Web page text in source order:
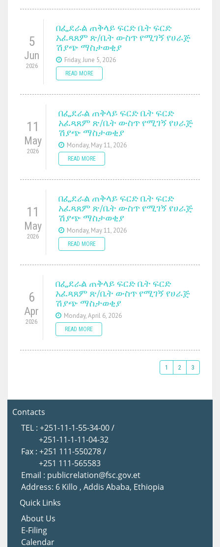
5
Jun
2026
በፌደራል ጠቅላይ ፍርድ ቤት ፍርድ
አፈጻጸም ጽ/ቤት ውስጥ የሚገኝ የሀራጅ
ሽያጭ ማስታወቂያ
Friday, June 5, 2026
READ MORE
11
May
2026
በፌደራል ጠቅላይ ፍርድ ቤት ፍርድ
አፈጻጸም ጽ/ቤት ውስጥ የሚገኝ የሀራጅ
ሽያጭ ማስታወቂያ
Monday, May 11, 2026
READ MORE
11
May
2026
በፌደራል ጠቅላይ ፍርድ ቤት ፍርድ
አፈጻጸም ጽ/ቤት ውስጥ የሚገኝ የሀራጅ
ሽያጭ ማስታወቂያ
Monday, May 11, 2026
READ MORE
6
Apr
2026
በፌደራል ጠቅላይ ፍርድ ቤት ፍርድ
አፈጻጸም ጽ/ቤት ውስጥ የሚገኝ የሀራጅ
ሽያጭ ማስታወቂያ
Monday, April 6, 2026
READ MORE
1 2 3
Contacts
TEL : +251-11-1-55-34-00 /
+251-11-1-11-04-32
Fax : +251 111-550278 /
+251 111-565583
Email : publicrelation@fsc.gov.et
Address: 6 Killo , Addis Ababa, Ethiopia
Quick Links
About Us
E-Filing
Calendar